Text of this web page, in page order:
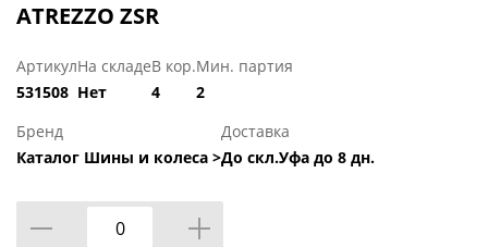
ATREZZO ZSR
Артикул
531508
На складе
Нет
В кор.
4
Мин. партия
2
Бренд
Каталог Шины и колеса >
Доставка
До скл.Уфа до 8 дн.